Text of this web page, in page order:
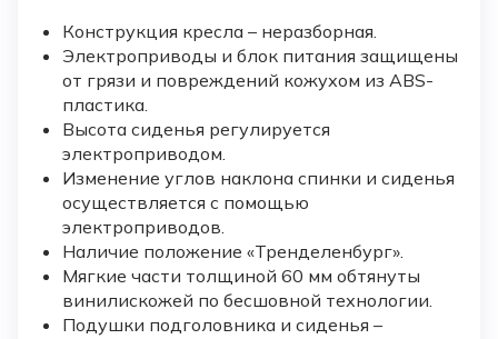
Конструкция кресла – неразборная.
Электроприводы и блок питания защищены
от грязи и повреждений кожухом из ABS-
пластика.
Высота сиденья регулируется
электроприводом.
Изменение углов наклона спинки и сиденья
осуществляется с помощью
электроприводов.
Наличие положение «Тренделенбург».
Мягкие части толщиной 60 мм обтянуты
винилискожей по бесшовной технологии.
Подушки подголовника и сиденья –